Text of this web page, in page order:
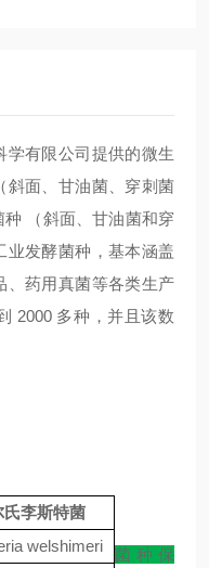
学有限公司提供的微生
斜面、甘油菌、穿刺菌
（斜面、甘油菌和穿
业发酵菌种，基本涵盖
、药用真菌等各类生产
2000 多种，并且该数
氏李斯特菌
welshimeri
菌种保